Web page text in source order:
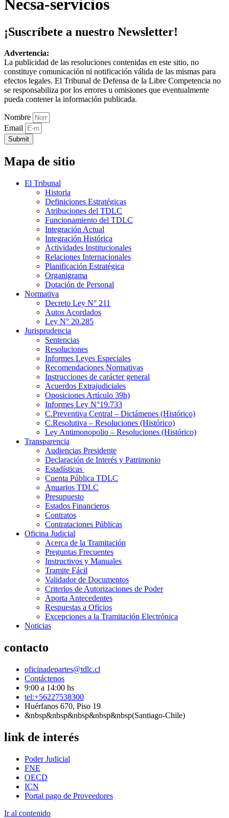
Necsa-servicios
¡Suscríbete a nuestro Newsletter!
Advertencia:
La publicidad de las resoluciones contenidas en este sitio, no
constituye comunicación ni notificación válida de las mismas para
efectos legales. El Tribunal de Defensa de la Libre Competencia no
se responsabiliza por los errores u omisiones que eventualmente
pueda contener la información publicada.
Nombre
Email
Submit
Mapa de sitio
El Tribunal
Historia
Definiciones Estratégicas
Atribuciones del TDLC
Funcionamiento del TDLC
Integración Actual
Integración Histórica
Actividades Institucionales
Relaciones Internacionales
Planificación Estratégica
Organigrama
Dotación de Personal
Normativa
Decreto Ley N° 211
Autos Acordados
Ley N° 20.285
Jurisprudencia
Sentencias
Resoluciones
Informes Leyes Especiales
Recomendaciones Normativas
Instrucciones de carácter general
Acuerdos Extrajudiciales
Oposiciones Artículo 39h)
Informes Ley N°19.733
C.Preventiva Central – Dictámenes (Histórico)
C.Resolutiva – Resoluciones (Histórico)
Ley Antimonopolio – Resoluciones (Histórico)
Transparencia
Audiencias Presidente
Declaración de Interés y Patrimonio
Estadísticas
Cuenta Pública TDLC
Anuarios TDLC
Presupuesto
Estados Financieros
Contratos
Contrataciones Públicas
Oficina Judicial
Acerca de la Tramitación
Preguntas Frecuentes
Instructivos y Manuales
Tramite Fácil
Validador de Documentos
Criterios de Autorizaciones de Poder
Aporta Antecedentes
Respuestas a Oficios
Excepciones a la Tramitación Electrónica
Noticias
contacto
oficinadepartes@tdlc.cl
Contáctenos
9:00 a 14:00 hs
tel:+56227538300
Huérfanos 670, Piso 19
&nbsp&nbsp&nbsp&nbsp&nbsp(Santiago-Chile)
link de interés
Poder Judicial
FNE
OECD
ICN
Portal pago de Proveedores
Ir al contenido